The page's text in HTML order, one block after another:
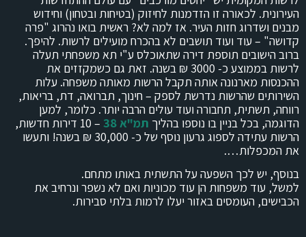
העירונית. לכאורה זו הזדמנות לחיזוק (בטיחות ובטחון) וחידוש
מבנים ושדרוג חזות העיר. אז למה לא? ראשית בואו נהרוג "פרה
קדושה" – עוד ועוד תושבים לא בהכרח מועילים לרשות. להיפך.
ברוב הישובים תוספת דירה שתאוכלס ע"י תא משפחתי תעלה
לרשות בממוצע כ- 3000 ₪ בשנה. זאת גם כשמקזזים את
ההכנסות מארנונה אותה תקבל הרשות מאותה משפחה. עלות
השירותים שהרשות נדרשת לספק – חינוך, תברואה, דת, בריאות,
רווחה, תשתית, תחבורה ועוד עולים הרבה יותר. כלומר, למען
הדוגמה, בכל בניין בו נוספו בהליך תמ"א 38
– 10 דירות חדשות,
הרשות עתידה לספוג גרעון נוסף של כ- 30,000 ₪ בשנה! ותעשו
את המכפלות….
בנוסף, יש לכך השפעה על התשתית באותו מתחם.
למשל, עוד משפחות הן עוד מכוניות ואם לא נשפר ונרחיב את
הכבישים, העומסים באזור יעלו לרמות בלתי סבירות.